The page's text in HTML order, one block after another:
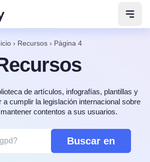
Abrir
› Recursos› Página 4
de artículos, infografías, plantillas y
a cumplir la legislación internacional sobre
contentos a sus usuarios.
Buscar en